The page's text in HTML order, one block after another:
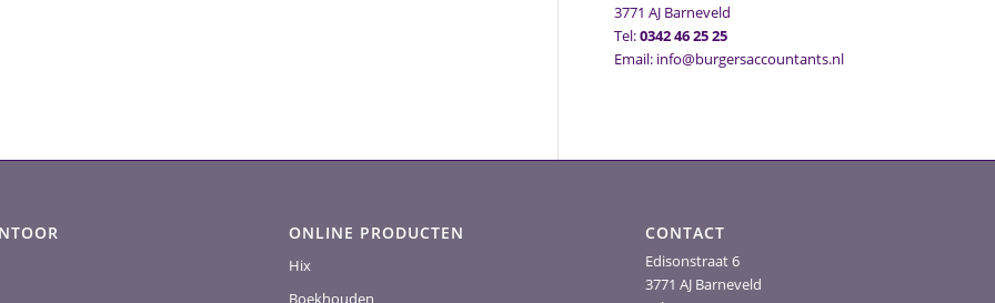
3771 AJ Barneveld
Tel:0342 46 25 25
Email: info@burgersaccountants.nl
ONLINE PRODUCTEN
Hix
Boekhouden
CONTACT
Edisonstraat 6
3771 AJ Barneveld